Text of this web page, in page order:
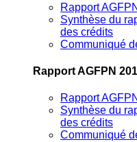
Rapport
Synthèse du
des crédits
Communiqué
Rapport AGFPN
Rapport
Synthèse du
des crédits
Communiqué